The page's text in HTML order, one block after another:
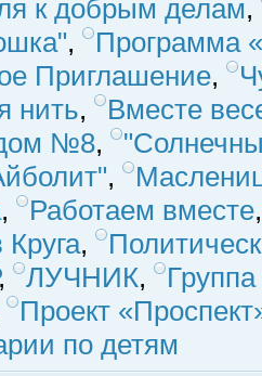
к добрым делам,
,
Программа
Приглашение,
нить,
Вместе
№8,
,
, Работаем вместе
,
ЛУЧНИК,
Проект
по детям